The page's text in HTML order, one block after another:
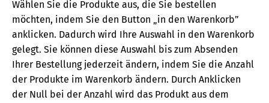
Wählen Sie die Produkte aus, die Sie bestellen
möchten, indem Sie den Button „in den Warenkorb”
anklicken. Dadurch wird Ihre Auswahl in den Warenkorb
gelegt. Sie können diese Auswahl bis zum Absenden
Ihrer Bestellung jederzeit ändern, indem Sie die Anzahl
der Produkte im Warenkorb ändern. Durch Anklicken
der Null bei der Anzahl wird das Produkt aus dem